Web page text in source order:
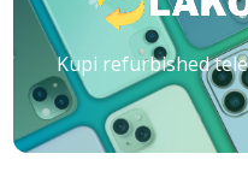
Kupi refurbished